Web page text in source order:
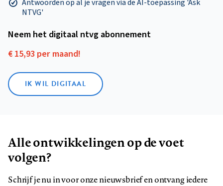
Antwoorden op al je vragen via de AI-toepassing 'Ask
NTVG'
Neem het digitaal ntvg abonnement
€ 15,93 per maand!
IK WIL DIGITAAL
Alle ontwikkelingen op de voet
volgen?
Schrijf je nu in voor onze nieuwsbrief en ontvang iedere